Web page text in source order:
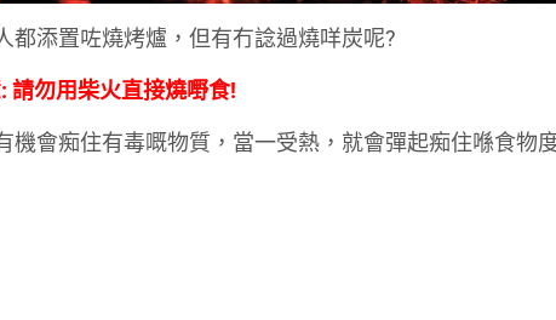
都添置咗燒烤爐，但有冇諗過燒咩炭呢?
請勿用柴火直接燒嘢食!
機會痴住有毒嘅物質，當一受熱，就會彈起痴住喺食物